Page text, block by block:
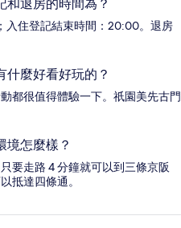
和退房的時間為？
入住登記結束時間：20:00。退房
什麼好看好玩的？
都很值得體驗一下。祇園美先古門
境怎麼樣？
要走路 4 分鐘就可以到三條京阪
抵達四條通。